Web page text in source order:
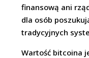
finansową ani
dla osób
tradycyjnych
Wartość bitcoina